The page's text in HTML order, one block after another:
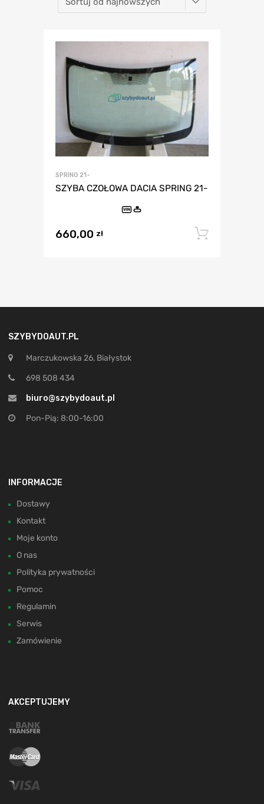
SPRING 21-
SZYBA CZOŁOWA DACIA SPRING 21-
VIN
660,00 zł
SZYBYDOAUT.PL
Marczukowska 26, Białystok
698 508 434
biuro@szybydoaut.pl
Pon-Pią: 8:00-16:00
INFORMACJE
Dostawy
Kontakt
Moje konto
O nas
Polityka prywatności
Pomoc
Regulamin
Serwis
Zamówienie
AKCEPTUJEMY